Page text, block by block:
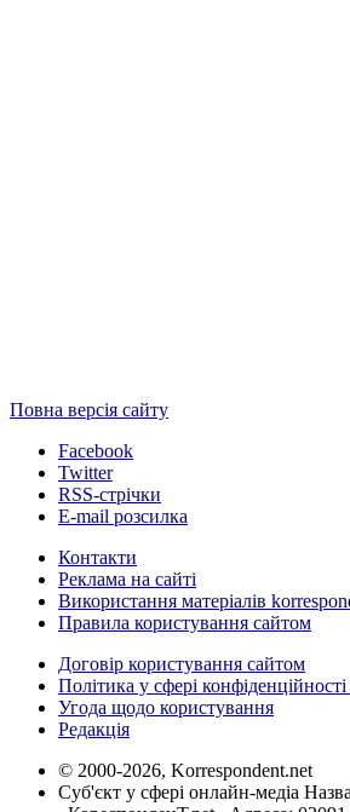
Повна версія сайту
Facebook
Twitter
RSS-стрічки
E-mail розсилка
Контакти
Реклама на сайті
Використання матеріалів
Правила користування сайтом
Договір користування сайтом
Політика у сфері
Угода щодо користування
Редакція
© 2000-2026, Korrespondent.net
Суб'єкт у сфері онлайн-медіа